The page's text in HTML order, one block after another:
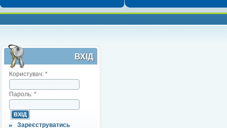
ВХІД
Користувач: *
Пароль: *
Зареєструватись